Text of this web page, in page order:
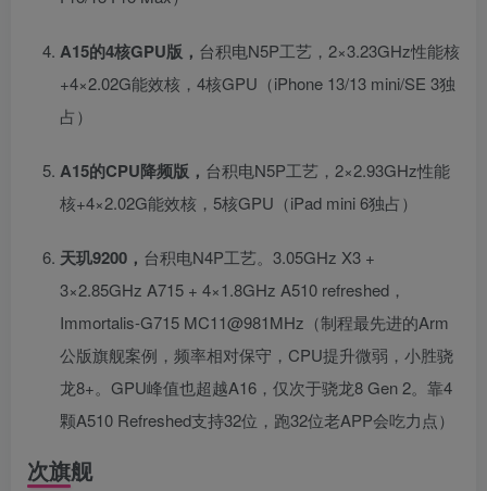
A15的4核GPU版， 台积电N5P工艺，2×3.23GHz性能核
+4×2.02G能效核，4核GPU（iPhone 13/13 mini/SE 3独
占）
A15的CPU降频版， 台积电N5P工艺，2×2.93GHz性能
核+4×2.02G能效核，5核GPU（iPad mini 6独占）
天玑9200， 台积电N4P工艺。3.05GHz X3 +
3×2.85GHz A715 + 4×1.8GHz A510 refreshed，
Immortalis-G715 MC11@981MHz（制程最先进的Arm
公版旗舰案例，频率相对保守，CPU提升微弱，小胜骁
龙8+。GPU峰值也超越A16，仅次于骁龙8 Gen 2。靠4
颗A510 Refreshed支持32位，跑32位老APP会吃力点）
次旗舰